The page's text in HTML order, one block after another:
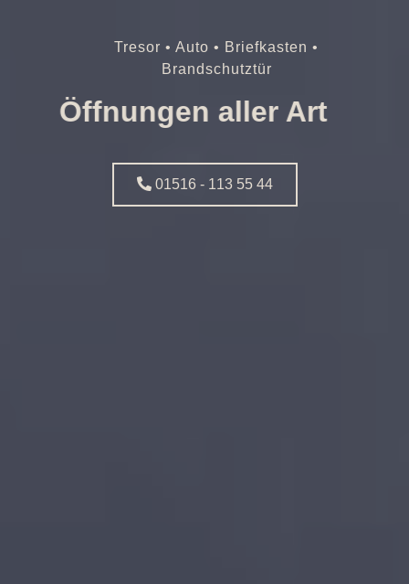
Tresor • Auto • Briefkasten •
Brandschutztür
Öffnungen aller Art
01516 - 113 55 44